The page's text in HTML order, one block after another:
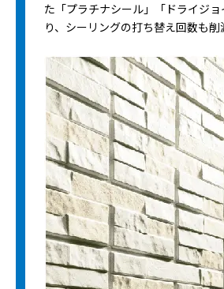
た「プラチナシール」「ドライジ
り、シーリングの打ち替え回数も削